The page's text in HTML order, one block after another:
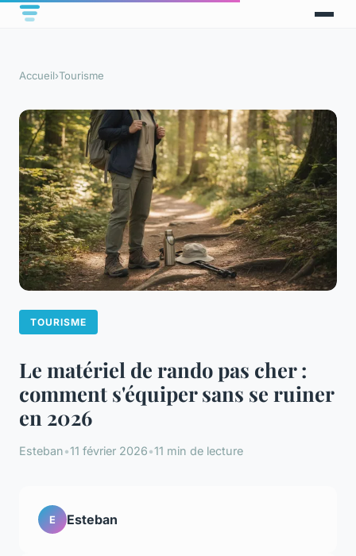
Accueil›Tourisme
TOURISME
Le matériel de rando pas cher :
comment s'équiper sans se ruiner
en 2026
Esteban•11 février 2026•11 min de lecture
E Esteban